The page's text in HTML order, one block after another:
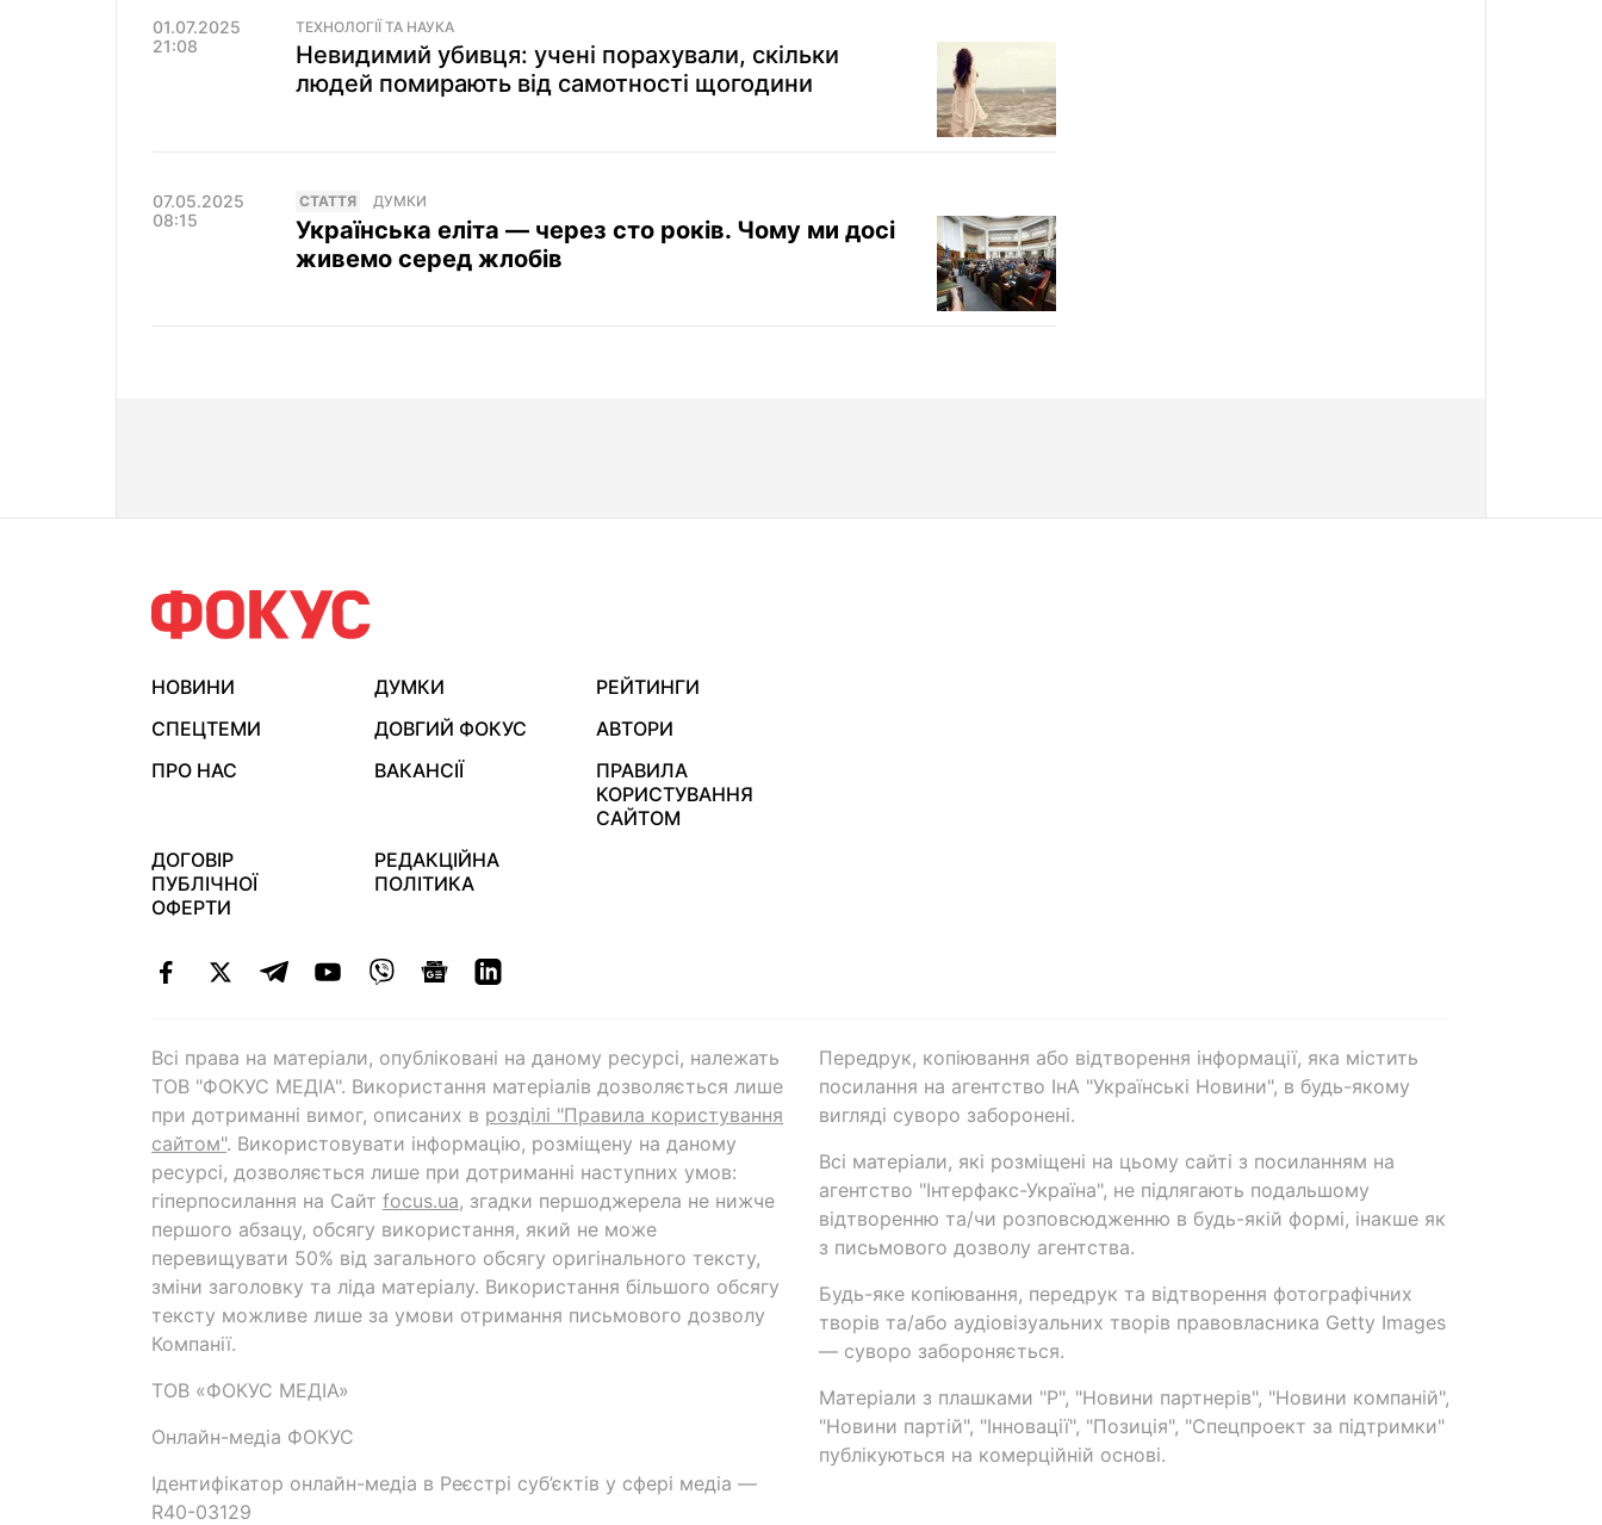
01.07.2025
21:08
ТЕХНОЛОГІЇ ТА НАУКА
Невидимий убивця: учені порахували, скільки
людей помирають від самотності щогодини
07.05.2025
08:15
СТАТТЯ ДУМКИ
Українська еліта — через сто років. Чому ми досі
живемо серед жлобів
НОВИНИ ДУМКИ
РЕЙТИНГИ
СПЕЦТЕМИ
ДОВГИЙ ФОКУС
АВТОРИ
ПРО НАС
ВАКАНСІЇ
ПРАВИЛА
КОРИСТУВАННЯ
САЙТОМ
ДОГОВІР
ПУБЛІЧНОЇ
ОФЕРТИ
РЕДАКЦІЙНА
ПОЛІТИКА
Всі права на матеріали, опубліковані на даному ресурсі, належать
ТОВ "ФОКУС МЕДІА". Використання матеріалів дозволяється лише
при дотриманні вимог, описаних в розділі "Правила користування
сайтом". Використовувати інформацію, розміщену на даному
ресурсі, дозволяється лише при дотриманні наступних умов:
гіперпосилання на Cайт focus.ua, згадки першоджерела не нижче
першого абзацу, обсягу використання, який не може
перевищувати 50% від загального обсягу оригінального тексту,
зміни заголовку та ліда матеріалу. Використання більшого обсягу
тексту можливе лише за умови отримання письмового дозволу
Компанії.
ТОВ «ФОКУС МЕДІА»
Онлайн-медіа ФОКУС
Ідентифікатор онлайн-медіа в Реєстрі суб’єктів у сфері медіа —
R40-03129
Передрук, копіювання або відтворення інформації, яка містить
посилання на агентство ІнА "Українські Новини", в будь-якому
вигляді суворо заборонені.
Всі матеріали, які розміщені на цьому сайті з посиланням на
агентство "Інтерфакс-Україна", не підлягають подальшому
відтворенню та/чи розповсюдженню в будь-якій формі, інакше як
з письмового дозволу агентства.
Будь-яке копіювання, передрук та відтворення фотографічних
творів та/або аудіовізуальних творів правовласника Getty Images
— суворо забороняється.
Матеріали з плашками "Р", "Новини партнерів", "Новини компаній",
"Новини партій", "Інновації", "Позиція", "Спецпроект за підтримки"
публікуються на комерційній основі.